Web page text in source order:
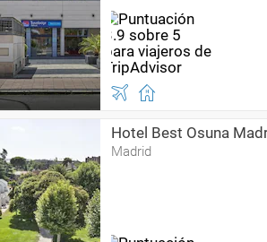
Hotel Best Osuna
Madrid